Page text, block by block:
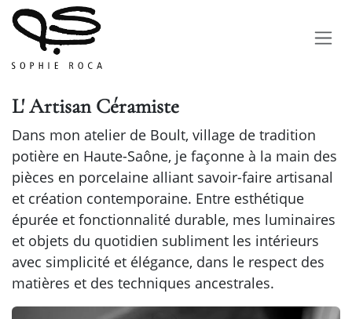
Se rendre au contenu
L' Artisan Céramiste
Dans mon atelier de Boult, village de tradition
potière en Haute-Saône, je façonne à la main des
pièces en porcelaine alliant savoir-faire artisanal
et création contemporaine. Entre esthétique
épurée et fonctionnalité durable, mes luminaires
et objets du quotidien subliment les intérieurs
avec simplicité et élégance, dans le respect des
matières et des techniques ancestrales.